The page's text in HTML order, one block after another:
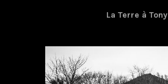
La Terre à Tony